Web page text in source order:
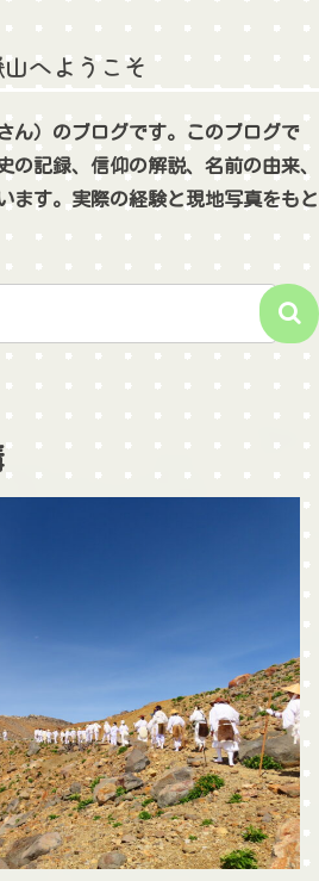
へようこそ
ん）のブログです。このブログで
の記録、信仰の解説、名前の由来、
ます。実際の経験と現地写真をもと